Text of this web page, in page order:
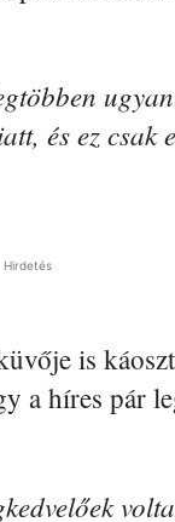
és ez csak
Hirdetés
is
a híres pár